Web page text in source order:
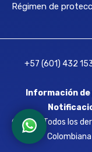
Régimen de
+57 (601) 432
Información
© 2026 Todos los